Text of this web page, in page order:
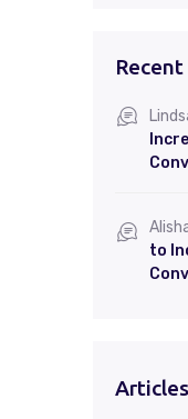
to